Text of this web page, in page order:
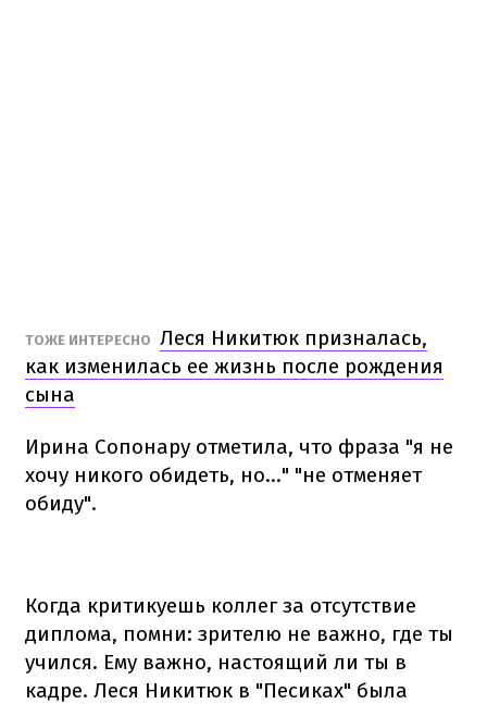
ТОЖЕ ИНТЕРЕСНО Леся Никитюк призналась,
как изменилась ее жизнь после рождения
сына
Ирина Сопонару отметила, что фраза "я не
хочу никого обидеть, но..." "не отменяет
обиду".
Когда критикуешь коллег за отсутствие
диплома, помни: зрителю не важно, где ты
учился. Ему важно, настоящий ли ты в
кадре. Леся Никитюк в "Песиках" была